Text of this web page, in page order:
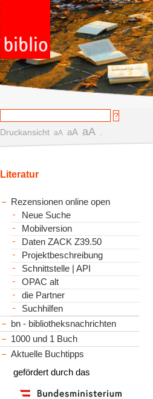
Druckansicht aA aA aA
Literatur
Rezensionen online open
Neue Suche
Mobilversion
Daten ZACK Z39.50
Projektbeschreibung
Schnittstelle | API
OPAC alt
die Partner
Suchhilfen
bn - bibliotheksnachrichten
1000 und 1 Buch
Aktuelle Buchtipps
gefördert durch das